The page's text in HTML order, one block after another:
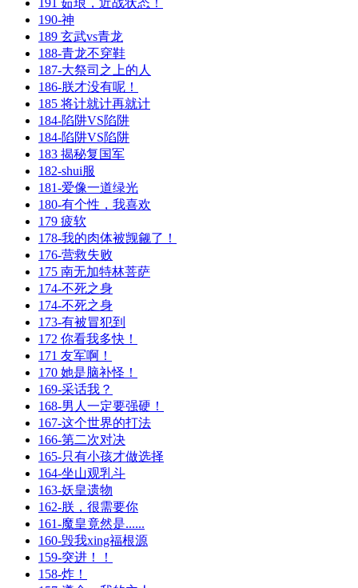
191 茹琅，近战状态！
190-神
189 玄武vs青龙
188-青龙不穿鞋
187-大祭司之上的人
186-朕才没有呢！
185 将计就计再就计
184-陷阱VS陷阱
184-陷阱VS陷阱
183 揭秘复国军
182-shui服
181-爱像一道绿光
180-有个性，我喜欢
179 疲软
178-我的肉体被觊觎了！
176-营救失败
175 南无加特林菩萨
174-不死之身
174-不死之身
173-有被冒犯到
172 你看我多快！
171 友军啊！
170 她是脑补怪！
169-采话我？
168-男人一定要强硬！
167-这个世界的打法
166-第二次对决
165-只有小孩才做选择
164-坐山观乳斗
163-妖皇遗物
162-朕，很需要你
161-魔皇竟然是......
160-毁我xing福根源
159-突进！！
158-炸！